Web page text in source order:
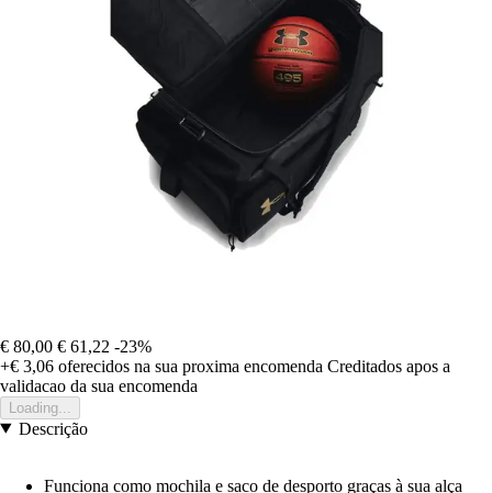
€ 80,00 € 61,22 -23%
+€ 3,06 oferecidos na sua proxima encomenda Creditados apos a
validacao da sua encomenda
Loading...
Descrição
Funciona como mochila e saco de desporto graças à sua alça